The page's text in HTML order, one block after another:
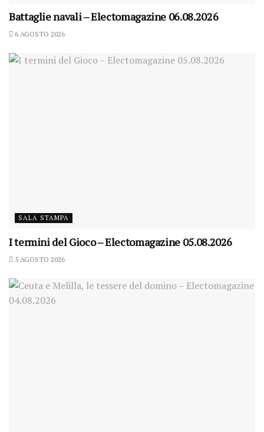
Battaglie navali – Electomagazine 06.08.2026
6 AGOSTO 2026
SALA STAMPA
I termini del Gioco – Electomagazine 05.08.2026
5 AGOSTO 2026